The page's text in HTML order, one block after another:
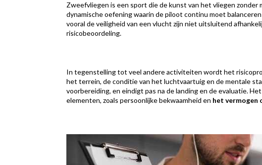
Zweefvliegen is een sport die de kunst van het vliegen
dynamische oefening waarin de piloot continu moet
vooral de veiligheid van een vlucht zijn niet uitsluitend
risicobeoordeling.
In tegenstelling tot veel andere activiteiten wordt het
het terrein, de conditie van het luchtvaartuig en de mentale
voorbereiding, en eindigt pas na de landing en de evaluatie.
elementen, zoals persoonlijke bekwaamheid en het vermogen